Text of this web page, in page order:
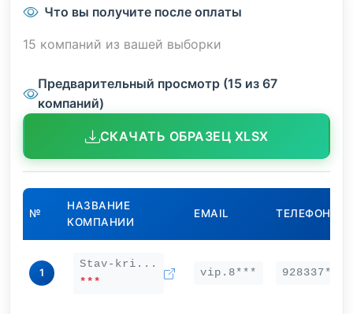
Что вы получите после оплаты
15 компаний из вашей выборки
Предварительный просмотр (15 из 67
компаний)
СКАЧАТЬ ОБРАЗЕЦ XLSX
№
НАЗВАНИЕ
КОМПАНИИ
EMAIL ТЕЛЕФОН
1
Stav-kri...
***
vip.8*** 928337***